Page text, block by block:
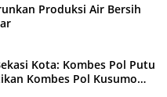
Produksi Air Bersih
Kota: Kombes Pol Putu
Kombes Pol Kusumo